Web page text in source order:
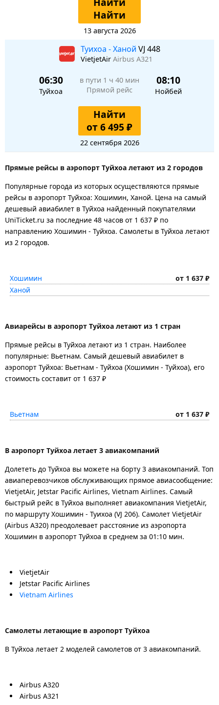
Найти
13 августа 2026
Туихоа - Ханой VJ 448
VietjetAir Airbus A321
06:30
Туйхоа
в пути 1 ч 40 мин
Прямой рейс
08:10
Нойбей
Найти
от 6 495 ₽
22 сентября 2026
Прямые рейсы в аэропорт Туйхоа летают из 2 городов
Популярные города из которых осуществляются прямые
рейсы в аэропорт Туйхоа: Хошимин, Ханой. Цена на самый
дешевый авиабилет в Туйхоа найденный покупателями
UniTicket.ru за последние 48 часов от 1 637 ₽ по
направлению Хошимин - Туйхоа. Самолеты в Туйхоа летают
из 2 городов.
Хошимин
от 1 637 ₽
Ханой
Авиарейсы в аэропорт Туйхоа летают из 1 стран
Прямые рейсы в Туйхоа летают из 1 стран. Наиболее
популярные: Вьетнам. Самый дешевый авиабилет в
аэропорт Туйхоа: Вьетнам - Туйхоа (Хошимин - Туйхоа), его
стоимость составит от 1 637 ₽
Вьетнам от 1 637 ₽
В аэропорт Туйхоа летает 3 авиакомпаний
Долететь до Туйхоа вы можете на борту 3 авиакомпаний. Топ
авиаперевозчиков обслуживающих прямое авиасообщение:
VietjetAir, Jetstar Pacific Airlines, Vietnam Airlines. Самый
быстрый рейс в Туйхоа выполняет авиакомпания VietjetAir,
по маршруту Хошимин - Туихоа (VJ 206). Самолет VietjetAir
(Airbus A320) преодолевает расстояние из аэропорта
Хошимин в аэропорт Туйхоа в среднем за 01:10 мин.
VietjetAir
Jetstar Pacific Airlines
Vietnam Airlines
Самолеты летающие в аэропорт Туйхоа
В Туйхоа летает 2 моделей самолетов от 3 авиакомпаний.
Airbus A320
Airbus A321